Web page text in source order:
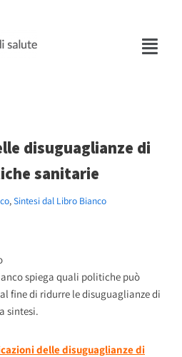
disuguaglianze di
sanitarie
,Sintesi dal Libro Bianco
spiega quali politiche può
fine di ridurre le disuguaglianze di
sintesi.
delle disuguaglianze di